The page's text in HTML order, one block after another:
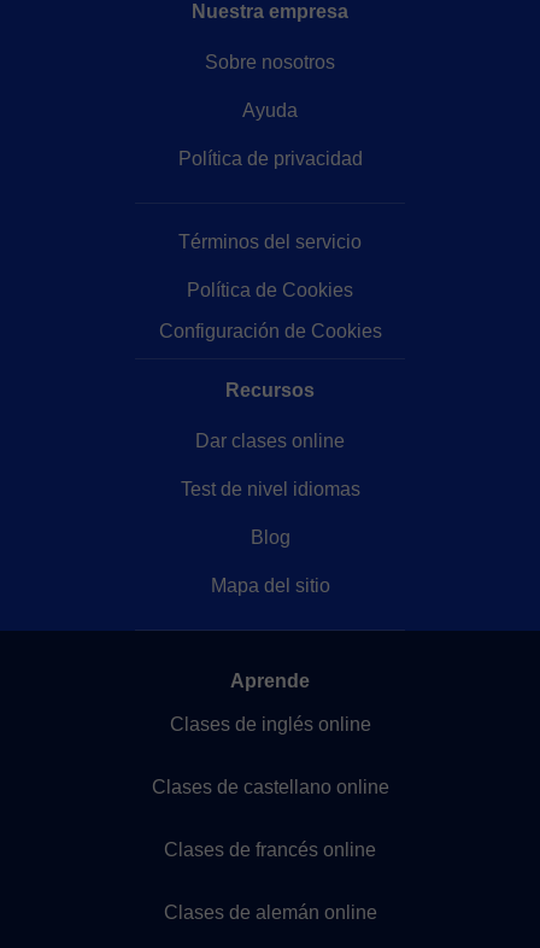
Nuestra empresa
Sobre nosotros
Ayuda
Política de privacidad
Términos del servicio
Política de Cookies
Configuración de Cookies
Recursos
Dar clases online
Test de nivel idiomas
Blog
Mapa del sitio
Aprende
Clases de inglés online
Clases de castellano online
Clases de francés online
Clases de alemán online